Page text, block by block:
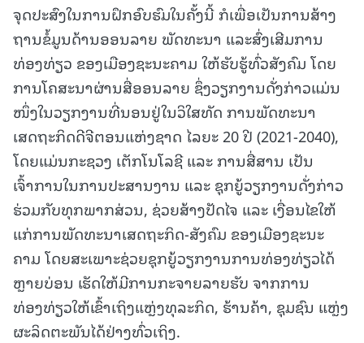
ຈຸດປະສົງໃນການຝຶກອົບຮົມໃນຄັ້ງນີ້ ກໍເພື່ອເປັນການສ້າງ
ຖານຂໍ້ມູນດ້ານອອນລາຍ ພັດທະນາ ແລະສົ່ງເສີມການ
ທ່ອງທ່ຽວ ຂອງເມືອງຊະນະຄາມ ໃຫ້ຮັບຮູ້ທົ່ວສັງຄົມ ໂດຍ
ການໂຄສະນາຜ່ານສື່ອອນລາຍ ຊຶ່ງວຽກງານດັ່ງກ່າວແມ່ນ
ໜຶ່ງໃນວຽກງານທີ່ນອນຢູ່ໃນວິໃສທັດ ການພັດທະນາ
ເສດຖະກິດດີຈີຕອນແຫ່ງຊາດ ໄລຍະ 20 ປີ (2021-2040),
ໂດຍແມ່ນກະຊວງ ເຕັກໂນໂລຊີ ແລະ ການສື່ສານ ເປັນ
ເຈົ້າການໃນການປະສານງານ ແລະ ຊຸກຍູ້ວຽກງານດັ່ງກ່າວ
ຮ່ວມກັບທຸກພາກສ່ວນ, ຊ່ວຍສ້າງປັດໄຈ ແລະ ເງື່ອນໄຂໃຫ້
ແກ່ການພັດທະນາເສດຖະກິດ-ສັງຄົມ ຂອງເມືອງຊະນະ
ຄາມ ໂດຍສະເພາະຊ່ວຍຊຸກຍູ້ວຽກງານການທ່ອງທ່ຽວໄດ້
ຫຼາຍບ່ອນ ເຮັດໃຫ້ມີການກະຈາຍລາຍຮັບ ຈາກການ
ທ່ອງທ່ຽວໃຫ້ເຂົ້າເຖິງແຫຼ່ງທຸລະກິດ, ຮ້ານຄ້າ, ຊຸມຊົນ ແຫຼ່ງ
ຜະລິດຕະພັນໄດ້ຢ່າງທົ່ວເຖິງ.